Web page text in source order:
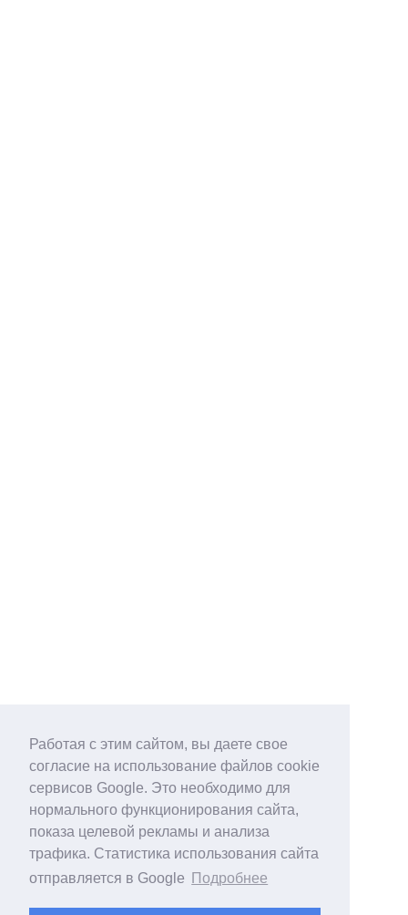
Работая с этим сайтом, вы даете свое
согласие на использование файлов cookie
сервисов Google. Это необходимо для
нормального функционирования сайта,
показа целевой рекламы и анализа
трафика. Статистика использования сайта
отправляется в Google
Подробнее